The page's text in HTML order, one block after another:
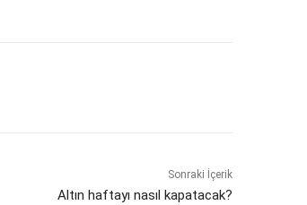
Sonraki İçerik
Altın haftayı nasıl kapatacak?